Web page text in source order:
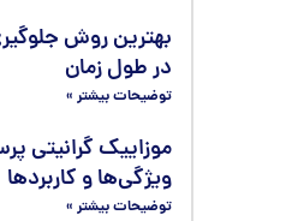
بهترین روش
در طول زمان
توضیحات بیشتر »
موزاییک گرانیتی
ویژگی‌ها و کاربردها
توضیحات بیشتر »